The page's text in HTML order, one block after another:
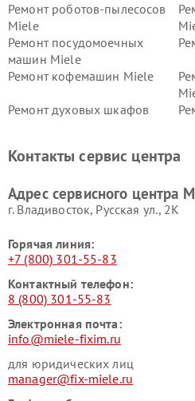
Ремонт роботов-пылесосов
Miele
Ремонт посудомоечных
машин Miele
Ремонт кофемашин Miele
Ремонт духовых шкафов
Miele
Miele
Контакты сервис центра
Адрес сервисного центра
г. Владивосток, Русская ул., 2К
Горячая линия:
+7 (800) 301-55-83
Контактный телефон:
8 (800) 301-55-83
Электронная почта:
info@miele-fixim.ru
для юридических лиц
manager@fix-miele.ru